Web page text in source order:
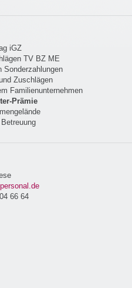
iGZ
TV BZ ME
Sonderzahlungen
Zuschlägen
Familienunternehmen
Prämie
66 64